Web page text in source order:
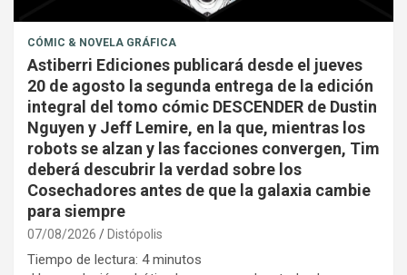
CÓMIC & NOVELA GRÁFICA
Astiberri Ediciones publicará desde el jueves
20 de agosto la segunda entrega de la edición
integral del tomo cómic DESCENDER de Dustin
Nguyen y Jeff Lemire, en la que, mientras los
robots se alzan y las facciones convergen, Tim
deberá descubrir la verdad sobre los
Cosechadores antes de que la galaxia cambie
para siempre
07/08/2026 Distópolis
Tiempo de lectura: 4 minutos